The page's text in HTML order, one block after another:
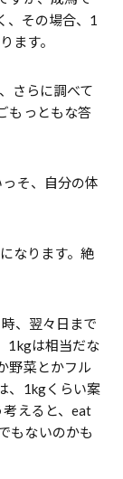
、その場合、1
ます。
さらに調べて
もっともな答
そ、自分の体
なります。絶
、翌々日まで
1kgは相当だな
野菜とかフル
、1kgくらい案
えると、eat
もないのかも